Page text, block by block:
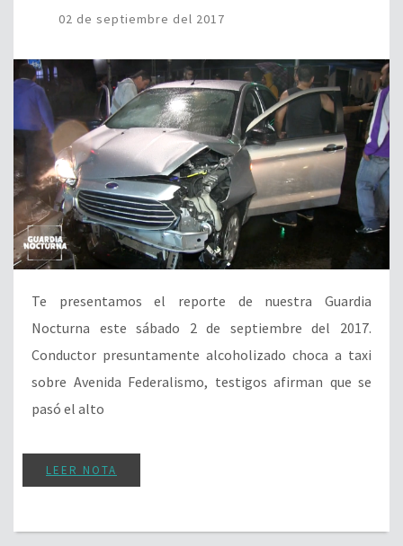
02 de septiembre del 2017
Te presentamos el reporte de nuestra Guardia
Nocturna este sábado 2 de septiembre del 2017.
Conductor presuntamente alcoholizado choca a taxi
sobre Avenida Federalismo, testigos afirman que se
pasó el alto
LEER NOTA